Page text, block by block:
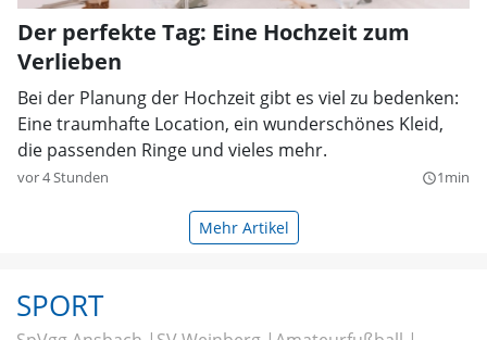
Der perfekte Tag: Eine Hochzeit zum
Verlieben
Bei der Planung der Hochzeit gibt es viel zu bedenken:
Eine traumhafte Location, ein wunderschönes Kleid,
die passenden Ringe und vieles mehr.
vor 4 Stunden query_builder1min
Mehr Artikel
SPORT